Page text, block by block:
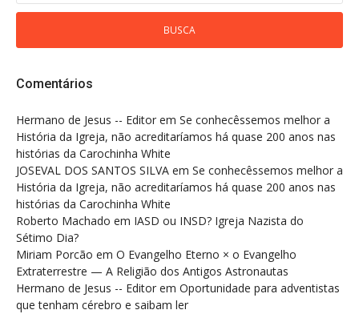
Comentários
Hermano de Jesus -- Editor em Se conhecêssemos melhor a
História da Igreja, não acreditaríamos há quase 200 anos nas
histórias da Carochinha White
JOSEVAL DOS SANTOS SILVA em Se conhecêssemos melhor a
História da Igreja, não acreditaríamos há quase 200 anos nas
histórias da Carochinha White
Roberto Machado em IASD ou INSD? Igreja Nazista do
Sétimo Dia?
Miriam Porcão em O Evangelho Eterno × o Evangelho
Extraterrestre — A Religião dos Antigos Astronautas
Hermano de Jesus -- Editor em Oportunidade para adventistas
que tenham cérebro e saibam ler